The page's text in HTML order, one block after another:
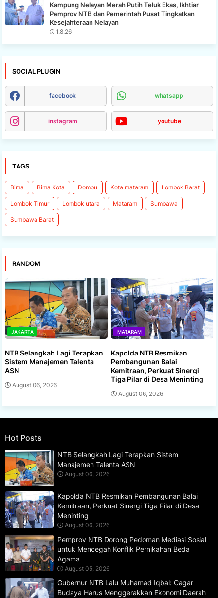
Kampung Nelayan Merah Putih Teluk Ekas, Ikhtiar
Pemprov NTB dan Pemerintah Pusat Tingkatkan
Kesejahteraan Nelayan
1.8.26
SOCIAL PLUGIN
facebook whatsapp
instagram youtube
TAGS
Bima Bima Kota Dompu Kota mataram Lombok Barat
Lombok Timur Lombok utara Mataram Sumbawa
Sumbawa Barat
RANDOM
JAKARTA
NTB Selangkah Lagi Terapkan
Sistem Manajemen Talenta
ASN
August 06, 2026
MATARAM
Kapolda NTB Resmikan
Pembangunan Balai
Kemitraan, Perkuat Sinergi
Tiga Pilar di Desa Meninting
August 06, 2026
Hot Posts
NTB Selangkah Lagi Terapkan Sistem
Manajemen Talenta ASN
August 06, 2026
Kapolda NTB Resmikan Pembangunan Balai
Kemitraan, Perkuat Sinergi Tiga Pilar di Desa
Meninting
August 06, 2026
Pemprov NTB Dorong Pedoman Mediasi Sosial
untuk Mencegah Konflik Pernikahan Beda
Agama
August 05, 2026
Gubernur NTB Lalu Muhamad Iqbal: Cagar
Budaya Harus Menggerakkan Ekonomi Daerah